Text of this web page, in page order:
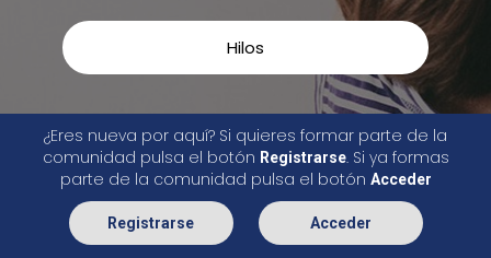
Hilos
¿Eres nueva por aquí? Si quieres formar parte de la
comunidad pulsa el botón Registrarse. Si ya formas
parte de la comunidad pulsa el botón Acceder
Registrarse Acceder